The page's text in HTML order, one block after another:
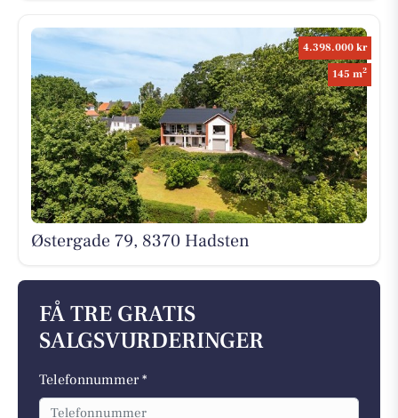
4.398.000 kr
145 m2
Østergade 79, 8370 Hadsten
FÅ TRE GRATIS
SALGSVURDERINGER
Telefonnummer *